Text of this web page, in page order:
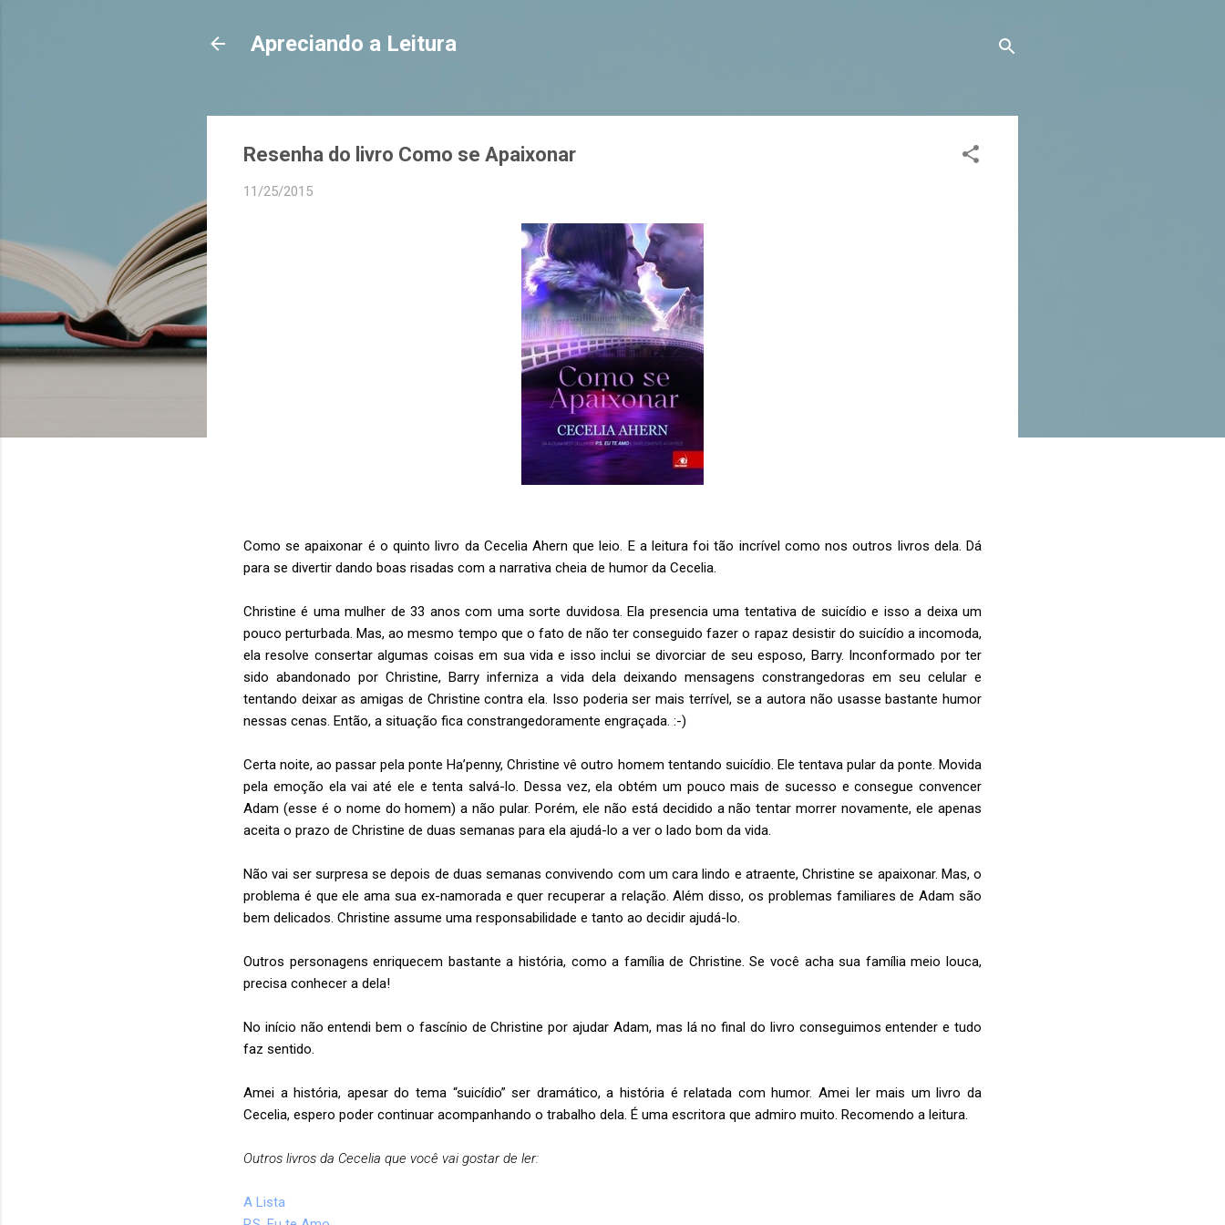
Apreciando a Leitura
Resenha do livro Como se Apaixonar
11/25/2015
Como se apaixonar é o quinto livro da Cecelia Ahern que leio. E a leitura foi tão incrível como nos outros livros dela. Dá
para se divertir dando boas risadas com a narrativa cheia de humor da Cecelia.
Christine é uma mulher de 33 anos com uma sorte duvidosa. Ela presencia uma tentativa de suicídio e isso a deixa um
pouco perturbada. Mas, ao mesmo tempo que o fato de não ter conseguido fazer o rapaz desistir do suicídio a incomoda,
ela resolve consertar algumas coisas em sua vida e isso inclui se divorciar de seu esposo, Barry. Inconformado por ter
sido abandonado por Christine, Barry inferniza a vida dela deixando mensagens constrangedoras em seu celular e
tentando deixar as amigas de Christine contra ela. Isso poderia ser mais terrível, se a autora não usasse bastante humor
nessas cenas. Então, a situação fica constrangedoramente engraçada. :-)
Certa noite, ao passar pela ponte Ha’penny, Christine vê outro homem tentando suicídio. Ele tentava pular da ponte. Movida
pela emoção ela vai até ele e tenta salvá-lo. Dessa vez, ela obtém um pouco mais de sucesso e consegue convencer
Adam (esse é o nome do homem) a não pular. Porém, ele não está decidido a não tentar morrer novamente, ele apenas
aceita o prazo de Christine de duas semanas para ela ajudá-lo a ver o lado bom da vida.
Não vai ser surpresa se depois de duas semanas convivendo com um cara lindo e atraente, Christine se apaixonar. Mas, o
problema é que ele ama sua ex-namorada e quer recuperar a relação. Além disso, os problemas familiares de Adam são
bem delicados. Christine assume uma responsabilidade e tanto ao decidir ajudá-lo.
Outros personagens enriquecem bastante a história, como a família de Christine. Se você acha sua família meio louca,
precisa conhecer a dela!
No início não entendi bem o fascínio de Christine por ajudar Adam, mas lá no final do livro conseguimos entender e tudo
faz sentido.
Amei a história, apesar do tema “suicídio” ser dramático, a história é relatada com humor. Amei ler mais um livro da
Cecelia, espero poder continuar acompanhando o trabalho dela. É uma escritora que admiro muito. Recomendo a leitura.
Outros livros da Cecelia que você vai gostar de ler:
A Lista